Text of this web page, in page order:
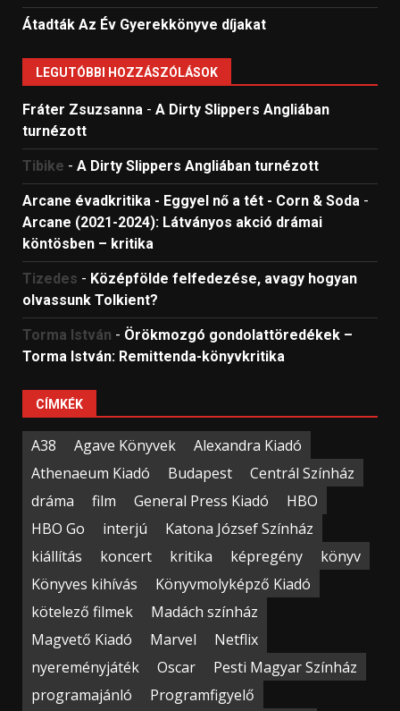
Átadták Az Év Gyerekkönyve díjakat
LEGUTÓBBI HOZZÁSZÓLÁSOK
Fráter Zsuzsanna - A Dirty Slippers Angliában
turnézott
Tibike - A Dirty Slippers Angliában turnézott
Arcane évadkritika - Eggyel nő a tét - Corn & Soda -
Arcane (2021-2024): Látványos akció drámai
köntösben – kritika
Tizedes - Középfölde felfedezése, avagy hogyan
olvassunk Tolkient?
Torma István - Örökmozgó gondolattöredékek –
Torma István: Remittenda-könyvkritika
CÍMKÉK
A38 Agave Könyvek
Alexandra Kiadó
Athenaeum Kiadó
Budapest
Centrál Színház
dráma
film General Press Kiadó
HBO
HBO Go
interjú
Katona József Színház
kiállítás
koncert kritika képregény
könyv
Könyves kihívás
Könyvmolyképző Kiadó
kötelező filmek
Madách színház
Magvető Kiadó
Marvel
Netflix
nyereményjáték
Oscar
Pesti Magyar Színház
programajánló
Programfigyelő